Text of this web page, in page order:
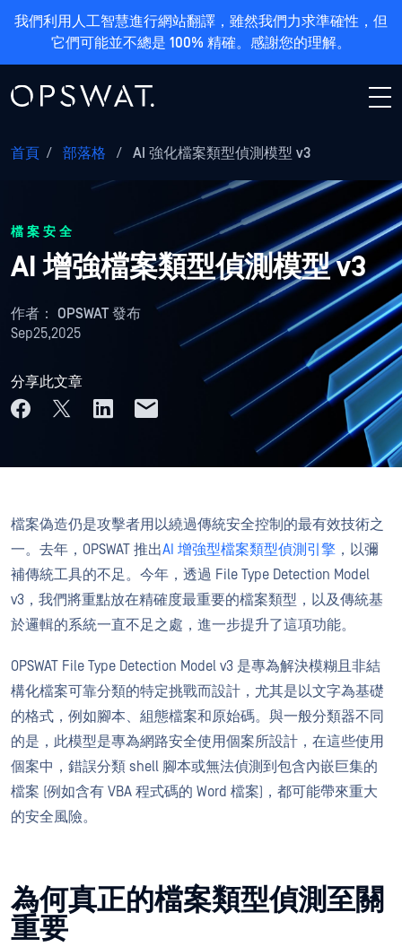
我們利用人工智慧進行網站翻譯，雖然我們力求準確性，但
它們可能並不總是 100% 精確。感謝您的理解。
首頁 / 部落格 / AI 強化檔案類型偵測模型 v3
檔案安全
AI 增強檔案類型偵測模型 v3
作者： OPSWAT 發布
Sep25,2025
分享此文章
檔案偽造仍是攻擊者用以繞過傳統安全控制的最有效技術之
一。去年，OPSWAT 推出AI 增強型檔案類型偵測引擎 ，以彌
補傳統工具的不足。今年，透過 File Type Detection Model
v3，我們將重點放在精確度最重要的檔案類型，以及傳統基
於邏輯的系統一直不足之處，進一步提升了這項功能。
OPSWAT File Type Detection Model v3 是專為解決模糊且非結
構化檔案可靠分類的特定挑戰而設計，尤其是以文字為基礎
的格式，例如腳本、組態檔案和原始碼。與一般分類器不同
的是，此模型是專為網路安全使用個案所設計，在這些使用
個案中，錯誤分類 shell 腳本或無法偵測到包含內嵌巨集的
檔案 (例如含有 VBA 程式碼的 Word 檔案)，都可能帶來重大
的安全風險。
為何真正的檔案類型偵測至關
重要